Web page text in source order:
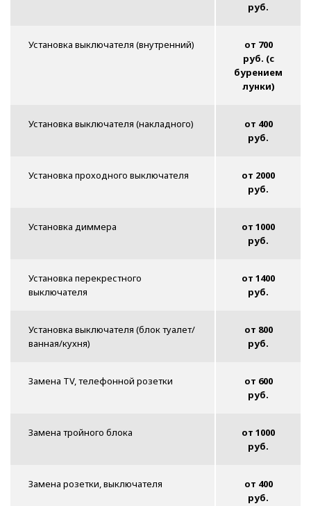
руб.
Установка выключателя (внутренний)
от 700
руб. (с
бурением
лунки)
Установка выключателя (накладного)
от 400
руб.
Установка проходного выключателя
от 2000
руб.
Установка диммера
от 1000
руб.
Установка перекрестного
выключателя
от 1400
руб.
Установка выключателя (блок туалет/
ванная/кухня)
от 800
руб.
Замена TV, телефонной розетки
от 600
руб.
Замена тройного блока
от 1000
руб.
Замена розетки, выключателя
от 400
руб.